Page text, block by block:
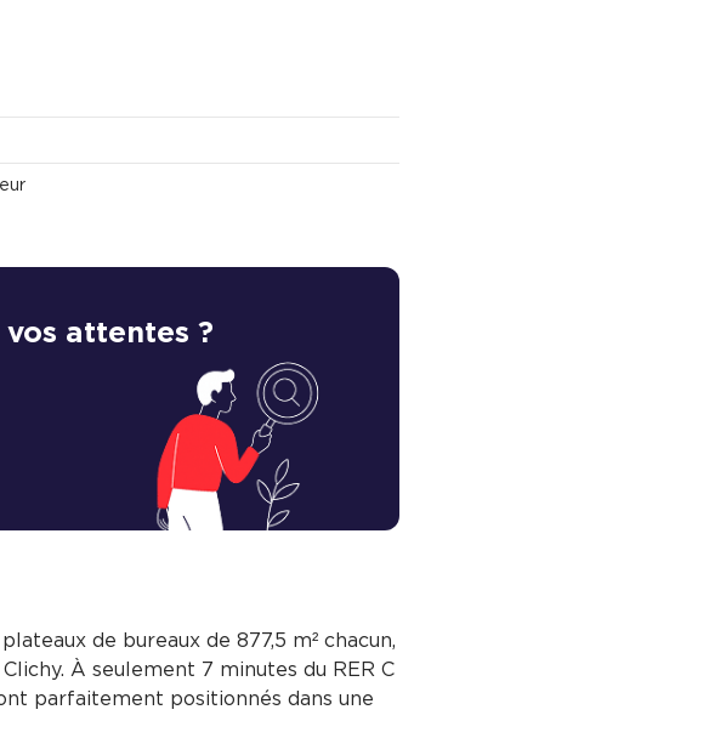
attentes ?
de bureaux de 877,5 m² chacun,
À seulement 7 minutes du RER C
parfaitement positionnés dans une